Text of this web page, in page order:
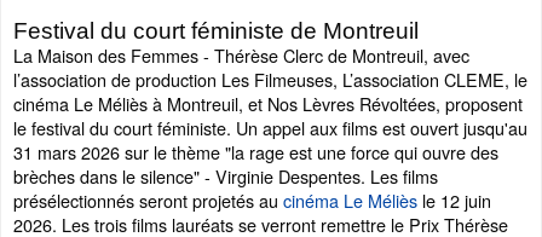
Festival du court féministe de Montreuil
La Maison des Femmes - Thérèse Clerc de Montreuil, avec
l’association de production Les Filmeuses, L’association CLEME, le
cinéma Le Méliès à Montreuil, et Nos Lèvres Révoltées, proposent
le festival du court féministe. Un appel aux films est ouvert jusqu'au
31 mars 2026 sur le thème "la rage est une force qui ouvre des
brèches dans le silence" - Virginie Despentes. Les films
présélectionnés seront projetés au cinéma Le Méliès le 12 juin
2026. Les trois films lauréats se verront remettre le Prix Thérèse